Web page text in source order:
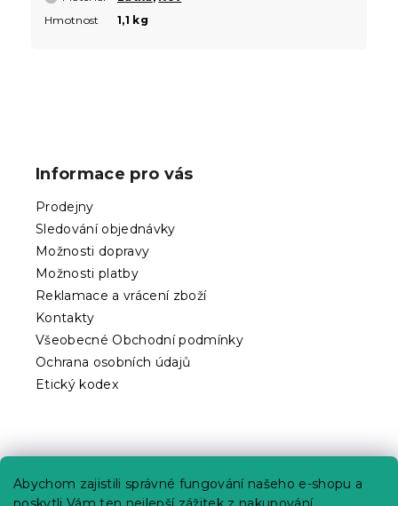
Abychom zajistili správné fungování našeho e-shopu a
Hmotnost
1,1 kg
Informace pro vás
Prodejny
Sledování objednávky
Možnosti dopravy
Možnosti platby
Reklamace a vrácení zboží
Kontakty
Všeobecné Obchodní podmínky
Ochrana osobních údajů
Etický kodex
Kariéra